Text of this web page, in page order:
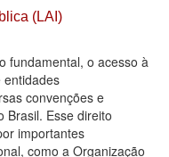
(LAI)
fundamental, o acesso à
entidades
convenções e
Brasil. Esse direito
importantes
como a Organização